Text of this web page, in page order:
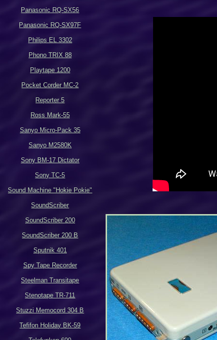
Panasonic RQ-SX56
Panasonic RQ-SX97F
Philips EL 3302
Phono TRIX 88
Playtape 1200
Pocket Corder MC-2
Reporter 5
Ross Mark-55
Sanyo Micro-Pack 35
Sanyo M2580K
Sony BM-17 Dictator
Sony TC-5
Sound Machine "Hokie Pokie"
SoundScriber
SoundScriber 200
SoundScriber 200 B
Sputnik 401
Spy Tape Recorder
Steelman Transitape
Stenotape TR-711
Stuzzi Memocord 304 B
Tefifon Holiday BK-59